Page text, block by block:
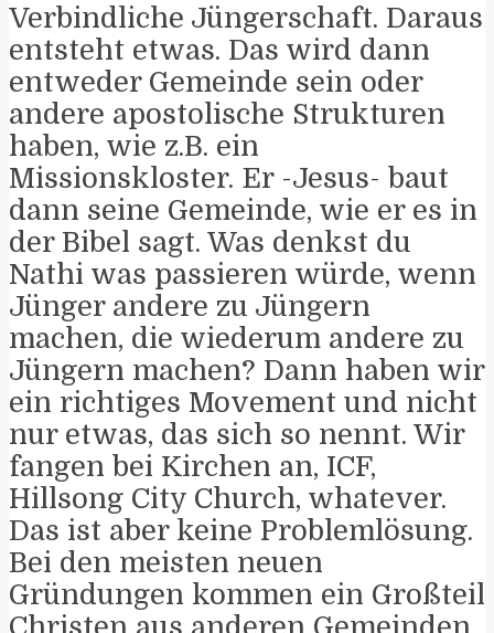
Verbindliche Jüngerschaft. Daraus
entsteht etwas. Das wird dann
entweder Gemeinde sein oder
andere apostolische Strukturen
haben, wie z.B. ein
Missionskloster. Er -Jesus- baut
dann seine Gemeinde, wie er es in
der Bibel sagt. Was denkst du
Nathi was passieren würde, wenn
Jünger andere zu Jüngern
machen, die wiederum andere zu
Jüngern machen? Dann haben wir
ein richtiges Movement und nicht
nur etwas, das sich so nennt. Wir
fangen bei Kirchen an, ICF,
Hillsong City Church, whatever.
Das ist aber keine Problemlösung.
Bei den meisten neuen
Gründungen kommen ein Großteil